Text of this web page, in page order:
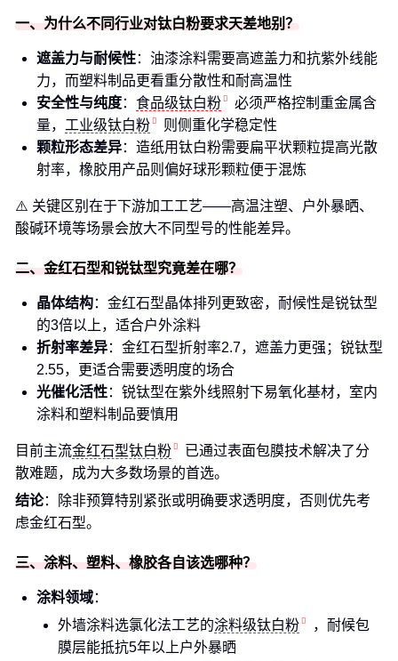
一、为什么不同行业对钛白粉要求天差地别？
遮盖力与耐候性：油漆涂料需要高遮盖力和抗紫外线能
力，而塑料制品更看重分散性和耐高温性
安全性与纯度： 食品级钛白粉
必须严格控制重金属含
量， 工业级钛白粉
则侧重化学稳定性
颗粒形态差异：造纸用钛白粉需要扁平状颗粒提高光散
射率，橡胶用产品则偏好球形颗粒便于混炼
⚠️ 关键区别在于下游加工工艺——高温注塑、户外暴晒、
酸碱环境等场景会放大不同型号的性能差异。
二、金红石型和锐钛型究竟差在哪？
晶体结构：金红石型晶体排列更致密，耐候性是锐钛型
的3倍以上，适合户外涂料
折射率差异：金红石型折射率2.7，遮盖力更强；锐钛型
2.55，更适合需要透明度的场合
光催化活性：锐钛型在紫外线照射下易氧化基材，室内
涂料和塑料制品要慎用
目前主流金红石型钛白粉
已通过表面包膜技术解决了分
散难题，成为大多数场景的首选。
结论：除非预算特别紧张或明确要求透明度，否则优先考
虑金红石型。
三、涂料、塑料、橡胶各自该选哪种？
涂料领域：
外墙涂料选氯化法工艺的涂料级钛白粉
，耐候包
膜层能抵抗5年以上户外暴晒